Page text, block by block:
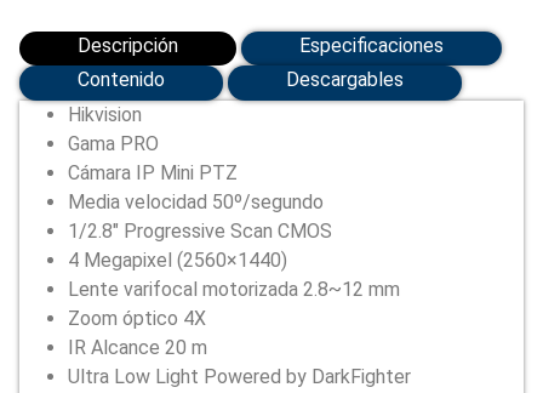
E/W)
cantidad
Descripción
Especificaciones
Contenido
Descargables
Hikvision
Gama PRO
Cámara IP Mini PTZ
Media velocidad 50º/segundo
1/2.8″ Progressive Scan CMOS
4 Megapixel (2560×1440)
Lente varifocal motorizada 2.8~12 mm
Zoom óptico 4X
IR Alcance 20 m
Ultra Low Light Powered by DarkFighter